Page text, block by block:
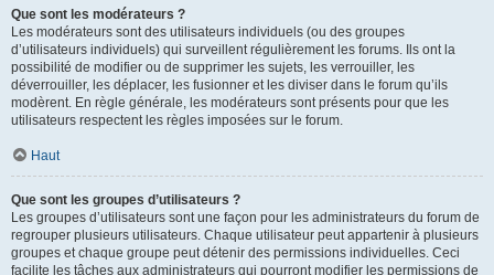
Que sont les modérateurs ?
Les modérateurs sont des utilisateurs individuels (ou des groupes
d’utilisateurs individuels) qui surveillent régulièrement les forums. Ils ont la
possibilité de modifier ou de supprimer les sujets, les verrouiller, les
déverrouiller, les déplacer, les fusionner et les diviser dans le forum qu’ils
modèrent. En règle générale, les modérateurs sont présents pour que les
utilisateurs respectent les règles imposées sur le forum.
Haut
Que sont les groupes d’utilisateurs ?
Les groupes d’utilisateurs sont une façon pour les administrateurs du forum de
regrouper plusieurs utilisateurs. Chaque utilisateur peut appartenir à plusieurs
groupes et chaque groupe peut détenir des permissions individuelles. Ceci
facilite les tâches aux administrateurs qui pourront modifier les permissions de